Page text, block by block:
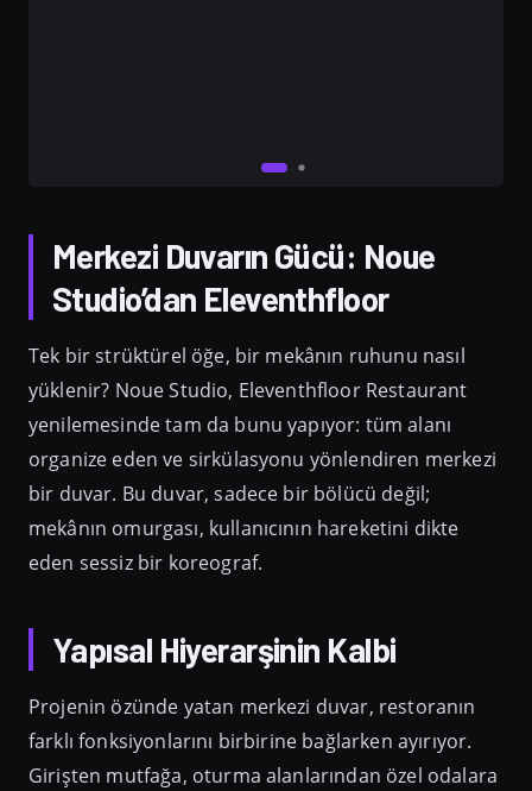
Merkezi Duvarın Gücü: Noue
Studio’dan Eleventhfloor
Tek bir strüktürel öğe, bir mekânın ruhunu nasıl
yüklenir? Noue Studio, Eleventhfloor Restaurant
yenilemesinde tam da bunu yapıyor: tüm alanı
organize eden ve sirkülasyonu yönlendiren merkezi
bir duvar. Bu duvar, sadece bir bölücü değil;
mekânın omurgası, kullanıcının hareketini dikte
eden sessiz bir koreograf.
Yapısal Hiyerarşinin Kalbi
Projenin özünde yatan merkezi duvar, restoranın
farklı fonksiyonlarını birbirine bağlarken ayırıyor.
Girişten mutfağa, oturma alanlarından özel odalara